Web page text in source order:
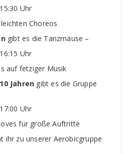
Uhr
Choreos
gibt es die Tanzmäuse –
Uhr
auf fetziger Musik
Jahren gibt es die Gruppe
Uhr
für große Auftritte
ihr zu unserer Aerobicgruppe